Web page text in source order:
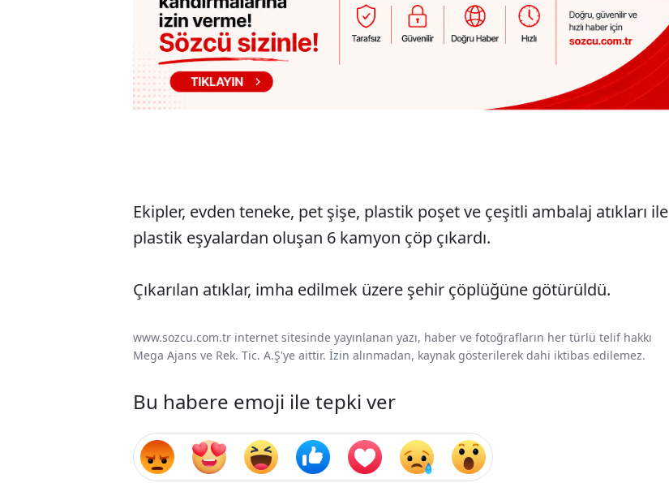
Ekipler, evden teneke, pet şişe, plastik poşet ve çeşitli ambalaj atıkları ile
plastik eşyalardan oluşan 6 kamyon çöp çıkardı.
Çıkarılan atıklar, imha edilmek üzere şehir çöplüğüne götürüldü.
www.sozcu.com.tr internet sitesinde yayınlanan yazı, haber ve fotoğrafların her türlü telif hakkı
Mega Ajans ve Rek. Tic. A.Ş'ye aittir. İzin alınmadan, kaynak gösterilerek dahi iktibas edilemez.
Bu habere emoji ile tepki ver